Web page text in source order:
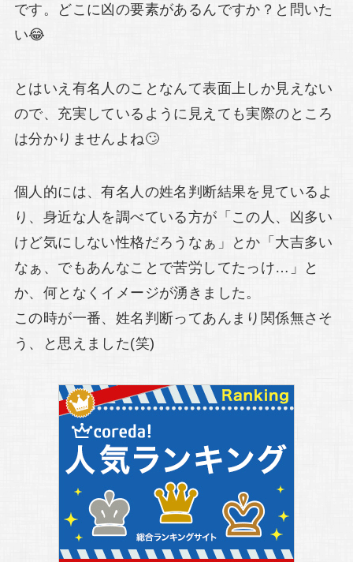
です。どこに凶の要素があるんですか？と問いた
い😂
とはいえ有名人のことなんて表面上しか見えない
ので、充実しているように見えても実際のところ
は分かりませんよね🙄
個人的には、有名人の姓名判断結果を見ているよ
り、身近な人を調べている方が「この人、凶多い
けど気にしない性格だろうなぁ」とか「大吉多い
なぁ、でもあんなことで苦労してたっけ…」と
か、何となくイメージが湧きました。
この時が一番、姓名判断ってあんまり関係無さそ
う、と思えました(笑)